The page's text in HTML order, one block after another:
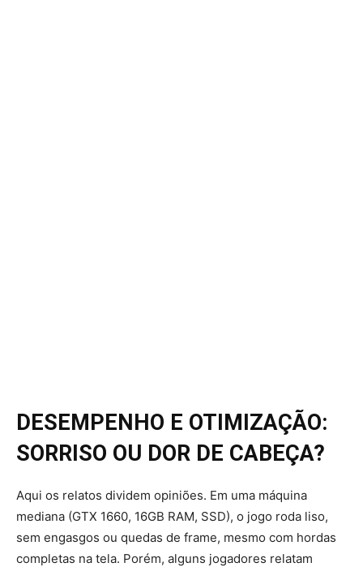
DESEMPENHO E OTIMIZAÇÃO:
SORRISO OU DOR DE CABEÇA?
Aqui os relatos dividem opiniões. Em uma máquina
mediana (GTX 1660, 16GB RAM, SSD), o jogo roda liso,
sem engasgos ou quedas de frame, mesmo com hordas
completas na tela. Porém, alguns jogadores relatam